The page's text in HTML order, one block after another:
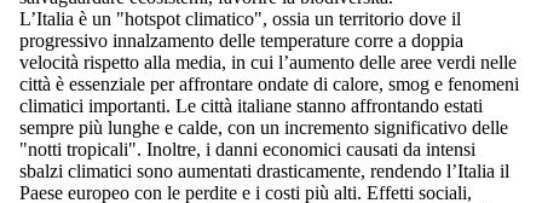
L’Italia è un "hotspot climatico", ossia un territorio dove il
progressivo innalzamento delle temperature corre a doppia
velocità rispetto alla media, in cui l’aumento delle aree verdi nelle
città è essenziale per affrontare ondate di calore, smog e fenomeni
climatici importanti. Le città italiane stanno affrontando estati
sempre più lunghe e calde, con un incremento significativo delle
"notti tropicali". Inoltre, i danni economici causati da intensi
sbalzi climatici sono aumentati drasticamente, rendendo l’Italia il
Paese europeo con le perdite e i costi più alti. Effetti sociali,